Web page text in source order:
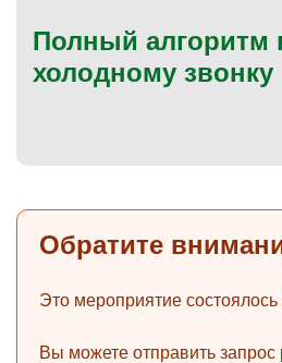
Полный алгоритм
холодному звонку
Обратите
Это мероприятие
Вы можете отправить запрос